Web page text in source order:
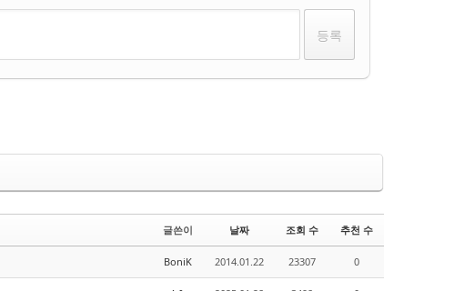
글쓴이 날짜 조회 수 추천 수
BoniK 2014.01.22 23307 0